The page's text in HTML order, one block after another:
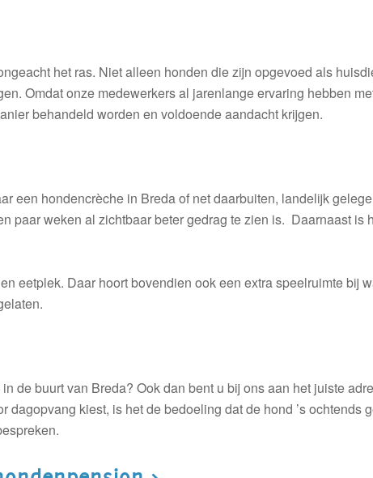
het ras. Niet alleen honden die zijn opgevoed als
Omdat onze medewerkers al jarenlange ervaring hebben
behandeld worden en voldoende aandacht krijgen.
een hondencrèche in Breda of net daarbuiten, landelijk
paar weken al zichtbaar beter gedrag te zien is. Daarnaast is
eetplek. Daar hoort bovendien ook een extra speelruimte bij
de buurt van Breda? Ook dan bent u bij ons aan het juiste
dagopvang kiest, is het de bedoeling dat de hond ’s ochtends